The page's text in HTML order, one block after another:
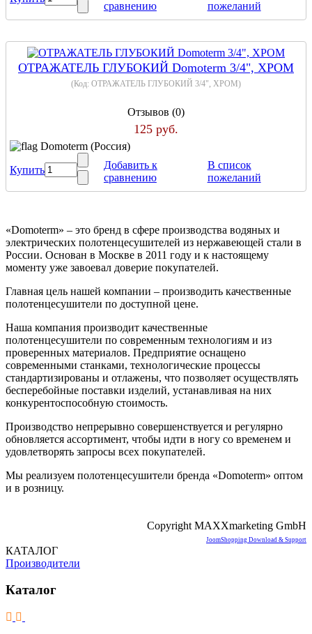
сравнению пожеланий
ОТРАЖАТЕЛЬ ГЛУБОКИЙ Domoterm 3/4", ХРОМ
(Код: ОТРАЖАТЕЛЬ ГЛУБОКИЙ 3/4", ХРОМ)
Отзывов (0)
125 руб.
Domoterm (Россия)
Купить
Добавить к
сравнению
В список
пожеланий
«Domoterm» – это бренд в сфере производства водяных и
электрических полотенцесушителей из нержавеющей стали в
России. Основан в Москве в 2011 году и к настоящему
моменту уже завоевал доверие покупателей.
Главная цель нашей компании – производить качественные
полотенцесушители по доступной цене.
Наша компания производит качественные
полотенцесушители по современным технологиям и из
проверенных материалов. Предприятие оснащено
современными станками, технологические процессы
стандартизированы и отлажены, что позволяет осуществлять
бесперебойные поставки изделий, устанавливая на них
конкурентоспособную стоимость.
Производство непрерывно совершенствуется и регулярно
обновляется ассортимент, чтобы идти в ногу со временем и
удовлетворять запросы всех покупателей.
Мы реализуем полотенцесушители бренда «Domoterm» оптом
и в розницу.
Copyright MAXXmarketing GmbH
JoomShopping Download & Support
КАТАЛОГ
Производители
Каталог